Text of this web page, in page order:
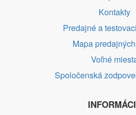
Kontakty
Predajné a
Mapa
Voľné
Spoločenská